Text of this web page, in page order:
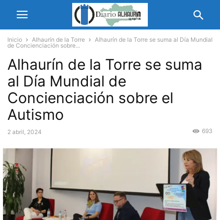
Inicio Alhaurín de la Torre
Alhaurín de la Torre se suma al Día Mundial
de Concienciación sobre...
Alhaurín de la Torre se suma
al Día Mundial de
Concienciación sobre el
Autismo
2 abril, 2024 693